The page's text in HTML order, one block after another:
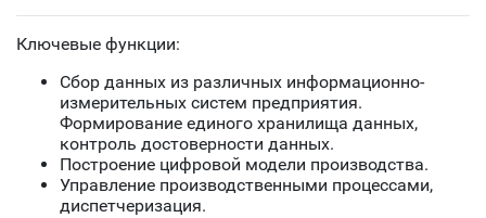
Ключевые функции:
Сбор данных из различных информационно-
измерительных систем предприятия.
Формирование единого хранилища данных,
контроль достоверности данных.
Построение цифровой модели производства.
Управление производственными процессами,
диспетчеризация.